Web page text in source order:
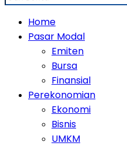
Home
Pasar Modal
Emiten
Bursa
Finansial
Perekonomian
Ekonomi
Bisnis
UMKM